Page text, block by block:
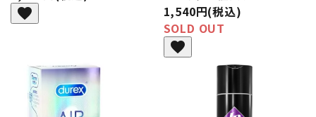
favorite
1,540円(税込)
SOLD OUT
favorite